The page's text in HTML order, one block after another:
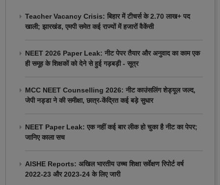
Teacher Vacancy Crisis: बिहार में टीचर्स के 2.70 लाख+ पद
खाली; झारखंड, एमपी समेत कई राज्यों में हजारों वैकेंसी
NEET 2026 Paper Leak: नीट पेपर तैयार और अनुवाद का काम एक
ही समूह के शिक्षकों को देने से हुई गड़बड़ी - सूत्र
MCC NEET Counselling 2026: नीट काउंसलिंग शेड्यूल जल्द,
जेपी नड्डा ने की समीक्षा, छात्र-केंद्रित कई बड़े सुधार
NEET Paper Leak: एक नहीं कई बार लीक हो चुका है नीट का पेपर;
जानिए काला सच
AISHE Reports: अखिल भारतीय उच्च शिक्षा सर्वेक्षण रिपोर्ट वर्ष
2022-23 और 2023-24 के लिए जारी